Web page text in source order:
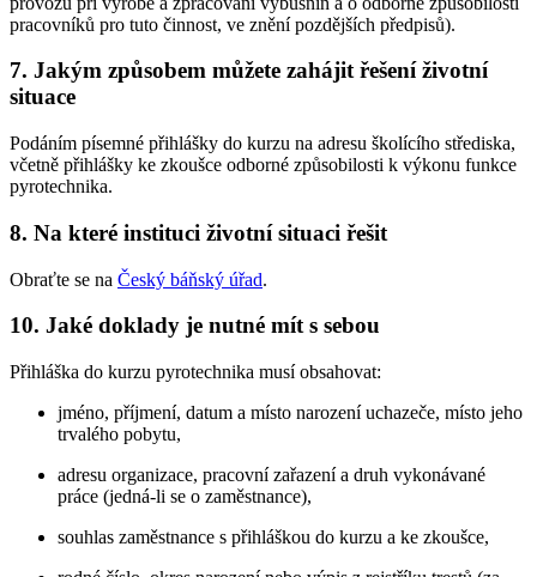
pracovníků pro tuto činnost, ve znění pozdějších předpisů).
7. Jakým způsobem můžete zahájit řešení životní
situace
Podáním písemné přihlášky do kurzu na adresu školícího střediska,
včetně přihlášky ke zkoušce odborné způsobilosti k výkonu funkce
pyrotechnika.
8. Na které instituci životní situaci řešit
Obraťte se na Český báňský úřad.
10. Jaké doklady je nutné mít s sebou
Přihláška do kurzu pyrotechnika musí obsahovat:
jméno, příjmení, datum a místo narození uchazeče, místo jeho
trvalého pobytu,
adresu organizace, pracovní zařazení a druh vykonávané
práce (jedná-li se o zaměstnance),
souhlas zaměstnance s přihláškou do kurzu a ke zkoušce,